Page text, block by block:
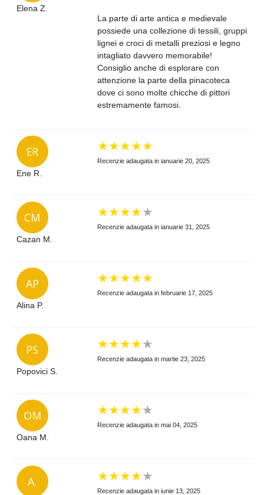
Elena Z.
La parte di arte antica e medievale
possiede una collezione di tessili, gruppi
lignei e croci di metalli preziosi e legno
intagliato davvero memorabile!
Consiglio anche di esplorare con
attenzione la parte della pinacoteca
dove ci sono molte chicche di pittori
estremamente famosi.
ER
Ene R.
★★★★★
Recenzie adaugata in ianuarie 20, 2025
CM
Cazan M.
★★★★★
Recenzie adaugata in ianuarie 31, 2025
AP
Alina P.
★★★★★
Recenzie adaugata in februarie 17, 2025
PS
Popovici S.
★★★★★
Recenzie adaugata in martie 23, 2025
OM
Oana M.
★★★★★
Recenzie adaugata in mai 04, 2025
A. ★★★★★
Recenzie adaugata in iunie 13, 2025